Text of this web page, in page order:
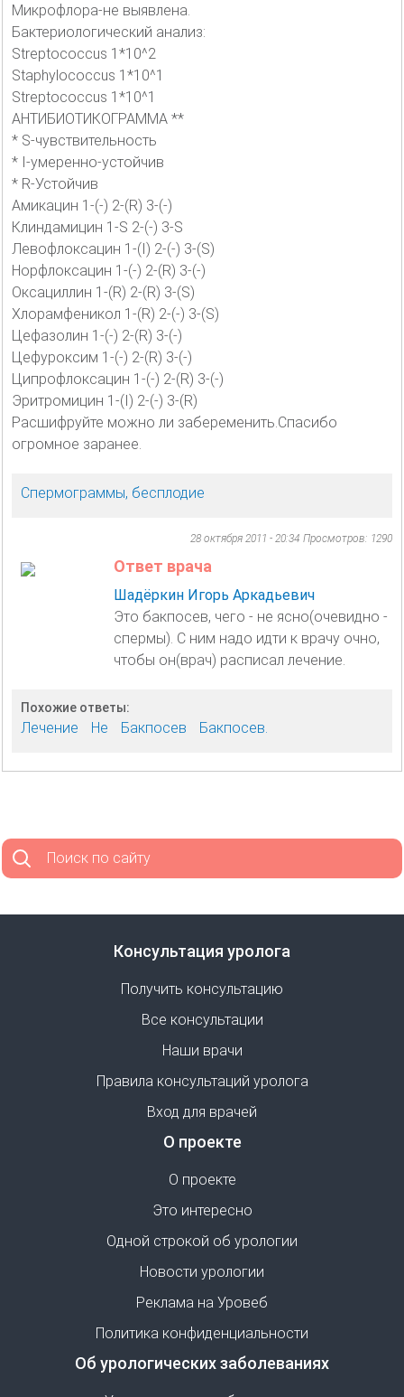
Микрофлора-не выявлена.
Бактериологический анализ:
Streptococcus 1*10^2
Staphylococcus 1*10^1
Streptococcus 1*10^1
АНТИБИОТИКОГРАММА **
* S-чувствительность
* I-умеренно-устойчив
* R-Устойчив
Амикацин 1-(-) 2-(R) 3-(-)
Клиндамицин 1-S 2-(-) 3-S
Левофлоксацин 1-(I) 2-(-) 3-(S)
Норфлоксацин 1-(-) 2-(R) 3-(-)
Оксациллин 1-(R) 2-(R) 3-(S)
Хлорамфеникол 1-(R) 2-(-) 3-(S)
Цефазолин 1-(-) 2-(R) 3-(-)
Цефуроксим 1-(-) 2-(R) 3-(-)
Ципрофлоксацин 1-(-) 2-(R) 3-(-)
Эритромицин 1-(I) 2-(-) 3-(R)
Расшифруйте можно ли забеременить.Спасибо
огромное заранее.
Спермограммы, бесплодие
28 октября 2011 - 20:34 Просмотров: 1290
Ответ врача
Шадёркин Игорь Аркадьевич
Это бакпосев, чего - не ясно(очевидно -
спермы). С ним надо идти к врачу очно,
чтобы он(врач) расписал лечение.
Похожие ответы:
Лечение Не Бакпосев Бакпосев.
Поиск по сайту
Консультация уролога
Получить консультацию
Все консультации
Наши врачи
Правила консультаций уролога
Вход для врачей
О проекте
О проекте
Это интересно
Одной строкой об урологии
Новости урологии
Реклама на Уровеб
Политика конфиденциальности
Об урологических заболеваниях